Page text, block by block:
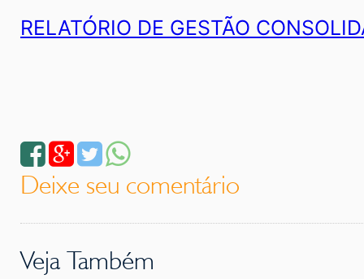
RELATÓRIO DE GESTÃO
Deixe seu comentário
Veja Também